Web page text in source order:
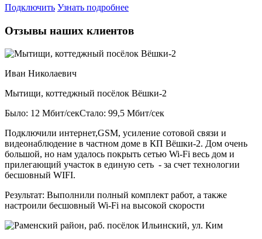
Подключить Узнать подробнее
Отзывы наших клиентов
Иван Николаевич
Мытищи, коттеджный посёлок Вёшки-2
Было: 12 Мбит/секСтало: 99,5 Мбит/сек
Подключили интернет,GSM, усиление сотовой связи и
видеонаблюдение в частном доме в КП Вёшки-2. Дом очень
большой, но нам удалось покрыть сетью Wi-Fi весь дом и
прилегающий участок в единую сеть - за счет технологии
бесшовный WIFI.
Результат: Выполнили полный комплект работ, а также
настроили бесшовный Wi-Fi на высокой скорости